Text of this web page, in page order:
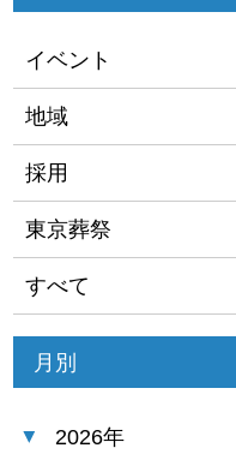
イベント
地域
採用
東京葬祭
すべて
月別
2026年